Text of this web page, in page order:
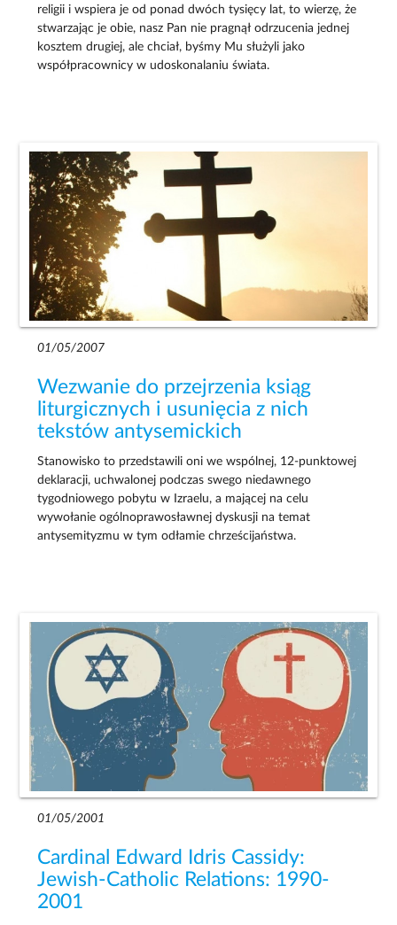
religii i wspiera je od ponad dwóch tysięcy lat, to wierzę, że
stwarzając je obie, nasz Pan nie pragnął odrzucenia jednej
kosztem drugiej, ale chciał, byśmy Mu służyli jako
współpracownicy w udoskonalaniu świata.
01/05/2007
Wezwanie do przejrzenia ksiąg
liturgicznych i usunięcia z nich
tekstów antysemickich
Stanowisko to przedstawili oni we wspólnej, 12-punktowej
deklaracji, uchwalonej podczas swego niedawnego
tygodniowego pobytu w Izraelu, a mającej na celu
wywołanie ogólnoprawosławnej dyskusji na temat
antysemityzmu w tym odłamie chrześcijaństwa.
01/05/2001
Cardinal Edward Idris Cassidy:
Jewish-Catholic Relations: 1990-
2001